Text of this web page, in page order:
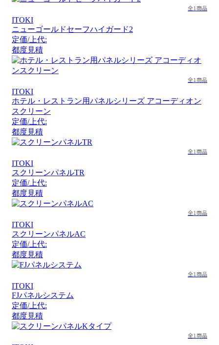
全1商品
ITOKI
ニューゴールドセーフハイガード2
定価/上代:
都度見積
全1商品
ITOKI
ホテル・レストラン用パネルシリーズ アコーディオン
スクリーン
定価/上代:
都度見積
全1商品
ITOKI
スクリーンパネルTR
定価/上代:
都度見積
全1商品
ITOKI
スクリーンパネルAC
定価/上代:
都度見積
全1商品
ITOKI
FJパネルシステム
定価/上代:
都度見積
全1商品